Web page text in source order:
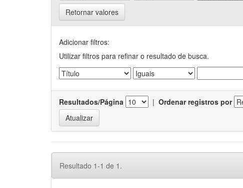
Retornar valores
Adicionar filtros:
Utilizar filtros para refinar o resultado de busca.
Resultados/Página | Ordenar registros por
Resultado 1-1 de 1.